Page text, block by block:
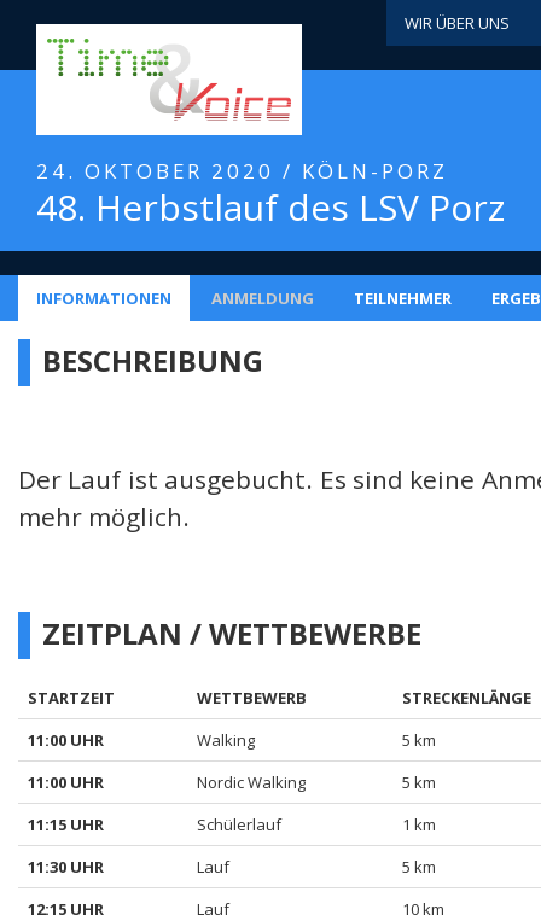
WIR ÜBER UNS
24. OKTOBER 2020 / KÖLN-PORZ
48. Herbstlauf des LSV Porz
INFORMATIONEN ANMELDUNG TEILNEHMER
BESCHREIBUNG
Der Lauf ist ausgebucht. Es sind keine
mehr möglich.
ZEITPLAN / WETTBEWERBE
STARTZEIT WETTBEWERB
STRECKENLÄNGE
11:00 UHR
Walking
5 km
11:00 UHR
Nordic Walking
5 km
11:15 UHR
Schülerlauf
1 km
11:30 UHR
Lauf
5 km
12:15 UHR
Lauf
10 km